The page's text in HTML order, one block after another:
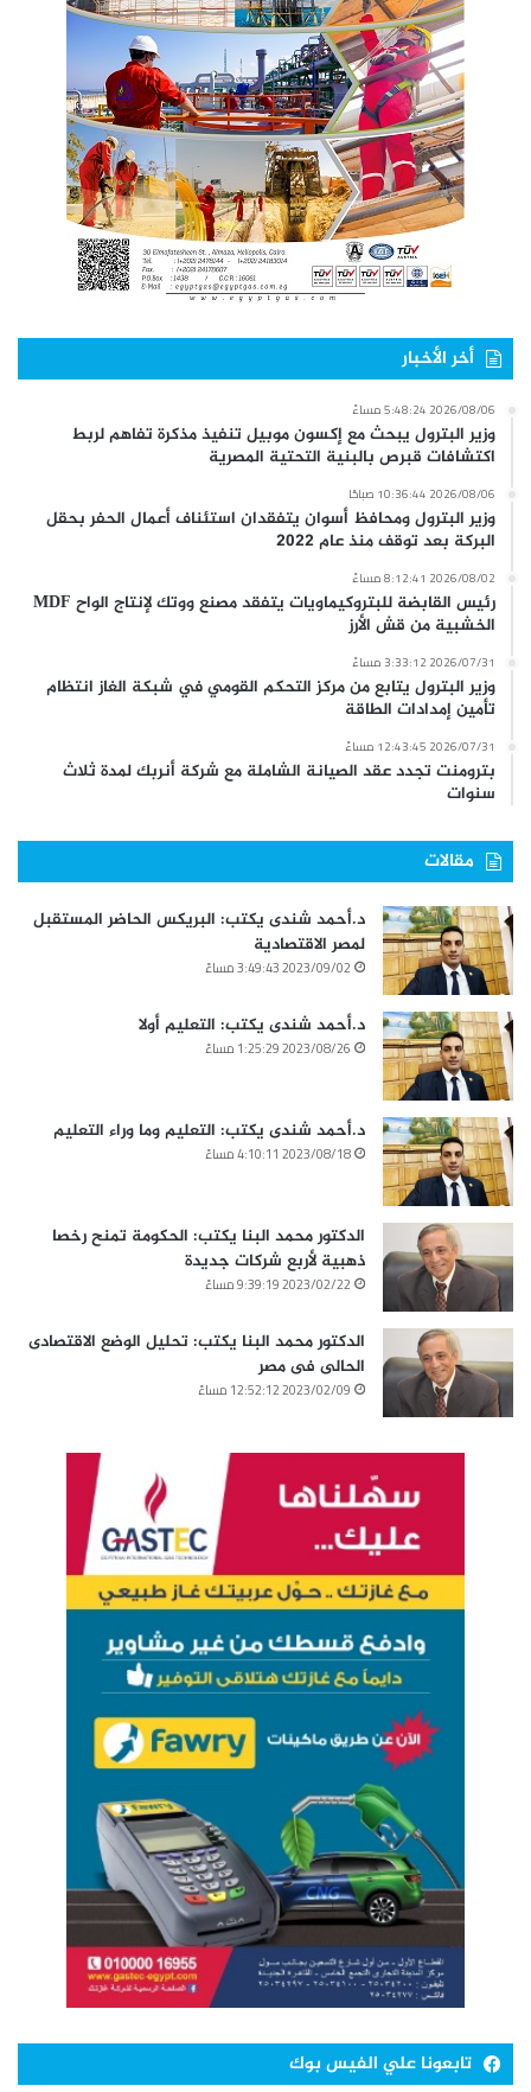
أخر الأخبار
2026/08/06 5:48:24 مساءً
وزير البترول يبحث مع إكسون موبيل تنفيذ مذكرة تفاهم لربط
اكتشافات قبرص بالبنية التحتية المصرية
2026/08/06 10:36:44 صباحًا
وزير البترول ومحافظ أسوان يتفقدان استئناف أعمال الحفر بحقل
البركة بعد توقف منذ عام 2022
2026/08/02 8:12:41 مساءً
رئيس القابضة للبتروكيماويات يتفقد مصنع ووتك لإنتاج الواح MDF
الخشبية من قش الأرز
2026/07/31 3:33:12 مساءً
وزير البترول يتابع من مركز التحكم القومي في شبكة الغاز انتظام
تأمين إمدادات الطاقة
2026/07/31 12:43:45 مساءً
بترومنت تجدد عقد الصيانة الشاملة مع شركة أنربك لمدة ثلاث
سنوات
مقالات
د.أحمد شندى يكتب: البريكس الحاضر المستقبل
لمصر الاقتصادية
2023/09/02 3:49:43 مساءً
د.أحمد شندى يكتب: التعليم أولا
2023/08/26 1:25:29 مساءً
د.أحمد شندى يكتب: التعليم وما وراء التعليم
2023/08/18 4:10:11 مساءً
الدكتور محمد البنا يكتب: الحكومة تمنح رخصا
ذهبية لأربع شركات جديدة
2023/02/22 9:39:19 مساءً
الدكتور محمد البنا يكتب: تحليل الوضع الاقتصادى
الحالى فى مصر
2023/02/09 12:52:12 مساءً
تابعونا علي الفيس بوك